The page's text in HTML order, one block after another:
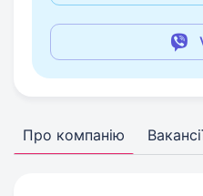
Про компанію